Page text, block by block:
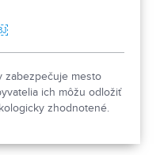
zabezpečuje mesto
ich môžu odložiť
zhodnotené.